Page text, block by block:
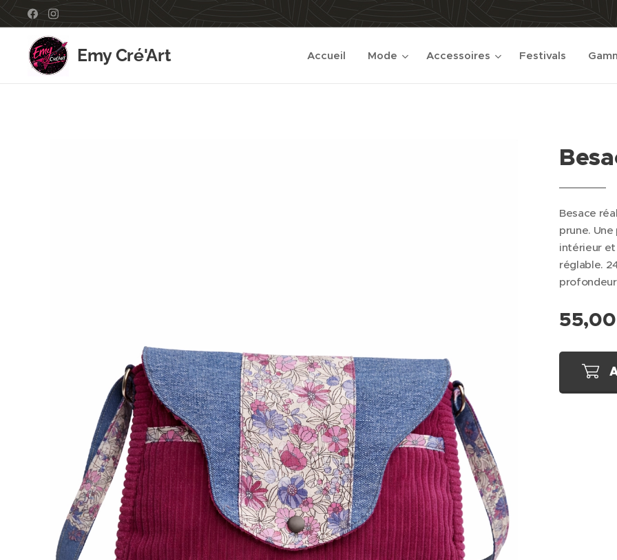
Emy Cré'Art Accueil Mode Accessoires Festivals
Besace
prune.
intérieur et
réglable.
profondeur
55,00